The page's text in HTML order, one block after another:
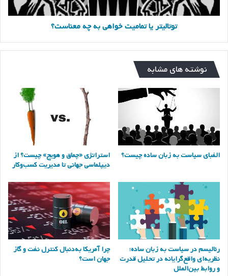
توتالیتر یا تمامیت خواهی به چه معناست؟
نوشته های مشابه
الفبای سیاست به زبان ساده چیست؟
استراتژی «چماق و هویج» چیست؟ از
دیپلماسی جهانی تا مدیریت کسب‌وکار
رئالیسم در سیاست به زبان ساده؛
نظریه‌ای واقع‌گرایانه در تحلیل قدرت
و روابط بین‌الملل
چرا آمریکا به‌دنبال کنترل نفت و گاز
جهان است؟